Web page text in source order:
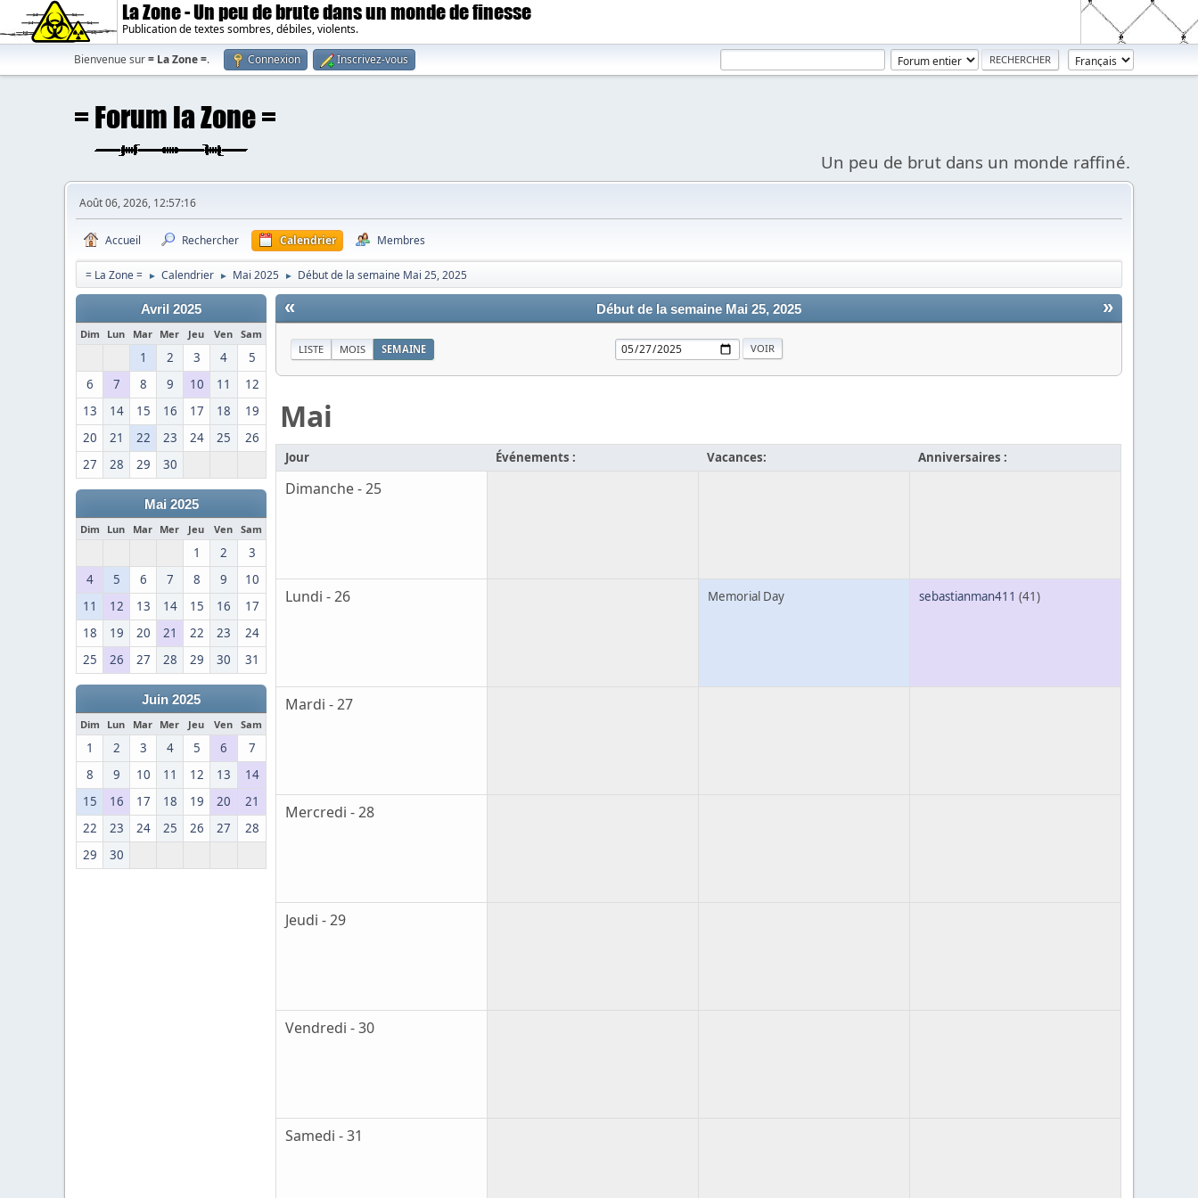
La Zone - Un peu de brute dans un monde de finesse
Publication de textes sombres, débiles, violents.
Bienvenue sur= La Zone =. Connexion Inscrivez-vous
Un peu de brut dans un monde raffiné.
Août 06, 2026, 12:57:16
Accueil Rechercher Calendrier Membres
= La Zone = ► Calendrier ► Mai 2025 ► Début de la semaine Mai 25, 2025
Avril 2025
Dim Lun Mar Mer Jeu Ven Sam
1 2 3 4
5
6
7 8 9 10 11
12
13
14 15 16 17 18
19
20
21 22 23 24 25
26
27
28 29 30
Mai 2025
Dim Lun Mar Mer Jeu Ven Sam
1 2
3
4
5 6 7 8 9
10
11
12 13 14 15 16
17
18
19 20 21 22 23
24
25
26 27 28 29 30 31
Juin 2025
Dim Lun Mar Mer Jeu Ven Sam
1 2 3 4 5 6
7
8
9 10 11 12 13
14
15
16 17 18 19 20
21
22
23 24 25 26 27
28
29
30
« »
Début de la semaine Mai 25, 2025
LISTE MOIS SEMAINE
Mai
Jour Événements : Vacances: Anniversaires :
Dimanche - 25
Lundi - 26 Memorial Day sebastianman411 (41)
Mardi - 27
Mercredi - 28
Jeudi - 29
Vendredi - 30
Samedi - 31